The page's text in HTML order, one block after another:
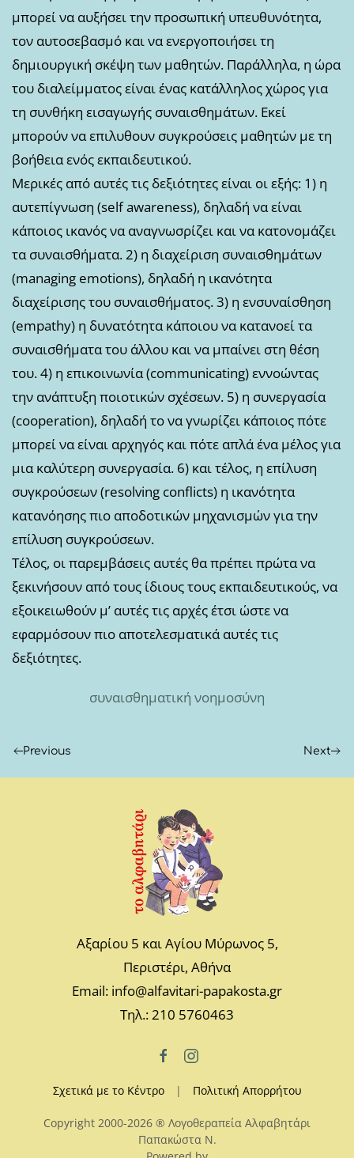
μπορεί να αυξήσει την προσωπική υπευθυνότητα,
τον αυτοσεβασμό και να ενεργοποιήσει τη
δημιουργική σκέψη των μαθητών. Παράλληλα, η ώρα
του διαλείμματος είναι ένας κατάλληλος χώρος για
τη συνθήκη εισαγωγής συναισθημάτων. Εκεί
μπορούν να επιλυθουν συγκρούσεις μαθητών με τη
βοήθεια ενός εκπαιδευτικού.
Μερικές από αυτές τις δεξιότητες είναι οι εξής: 1) η
αυτεπίγνωση (self awareness), δηλαδή να είναι
κάποιος ικανός να αναγνωσρίζει και να κατονομάζει
τα συναισθήματα. 2) η διαχείριση συναισθημάτων
(managing emotions), δηλαδή η ικανότητα
διαχείρισης του συναισθήματος. 3) η ενσυναίσθηση
(empathy) η δυνατότητα κάποιου να κατανοεί τα
συναισθήματα του άλλου και να μπαίνει στη θέση
του. 4) η επικοινωνία (communicating) εννοώντας
την ανάπτυξη ποιοτικών σχέσεων. 5) η συνεργασία
(cooperation), δηλαδή το να γνωρίζει κάποιος πότε
μπορεί να είναι αρχηγός και πότε απλά ένα μέλος για
μια καλύτερη συνεργασία. 6) και τέλος, η επίλυση
συγκρούσεων (resolving conflicts) η ικανότητα
κατανόησης πιο αποδοτικών μηχανισμών για την
επίλυση συγκρούσεων.
Τέλος, οι παρεμβάσεις αυτές θα πρέπει πρώτα να
ξεκινήσουν από τους ίδιους τους εκπαιδευτικούς, να
εξοικειωθούν μ’ αυτές τις αρχές έτσι ώστε να
εφαρμόσουν πιο αποτελεσματικά αυτές τις
δεξιότητες.
συναισθηματική νοημοσύνη
Previous Next
Αξαρίου 5 και Αγίου Μύρωνος 5,
Περιστέρι, Αθήνα
Email: info@alfavitari-papakosta.gr
Τηλ.: 210 5760463
Σχετικά με το Κέντρο| Πολιτική Απορρήτου
Copyright 2000-2026 ® Λογοθεραπεία Αλφαβητάρι
Παπακώστα N.